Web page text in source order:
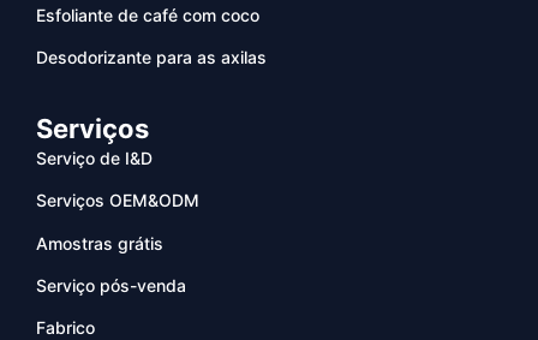
Esfoliante de café com coco
Desodorizante para as axilas
Serviços
Serviço de I&D
Serviços OEM&ODM
Amostras grátis
Serviço pós-venda
Fabrico